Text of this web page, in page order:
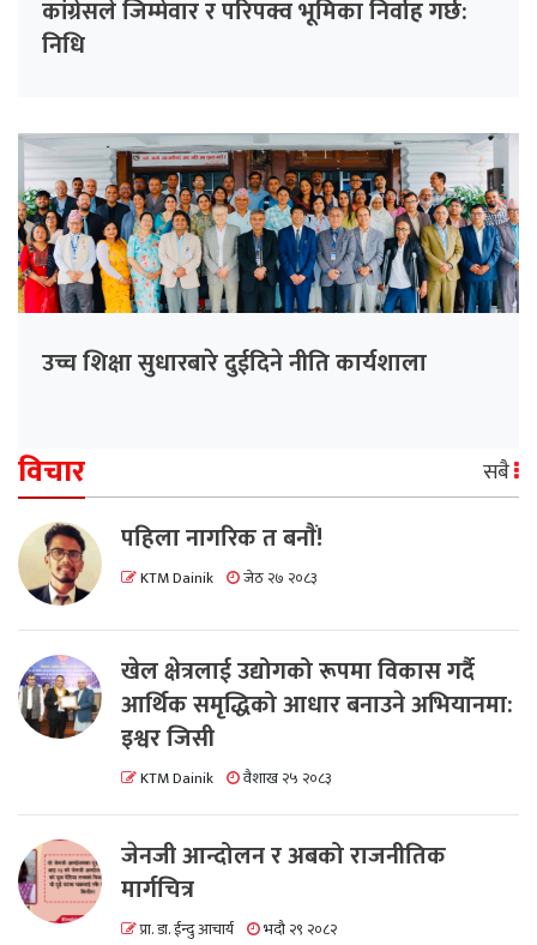
कांग्रेसले जिम्मेवार र परिपक्व भूमिका निर्वाह गर्छ:
निधि
उच्च शिक्षा सुधारबारे दुईदिने नीति कार्यशाला
विचार सबै
पहिला नागरिक त बनाैं!
KTM Dainik जेठ २७ २०८३
खेल क्षेत्रलाई उद्योगको रूपमा विकास गर्दै
आर्थिक समृद्धिको आधार बनाउने अभियानमा:
इश्वर जिसी
KTM Dainik वैशाख २५ २०८३
जेनजी आन्दोलन र अबको राजनीतिक
मार्गचित्र
प्रा. डा. ईन्दु आचार्य भदौ २९ २०८२